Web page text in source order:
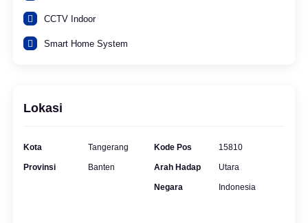
CCTV Indoor
Smart Home System
Lokasi
Kota Tangerang
Provinsi Banten
Kode Pos 15810
Arah Hadap Utara
Negara Indonesia